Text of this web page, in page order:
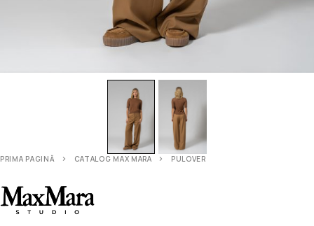
PRIMA PAGINĂ CATALOG MAX MARA PULOVER